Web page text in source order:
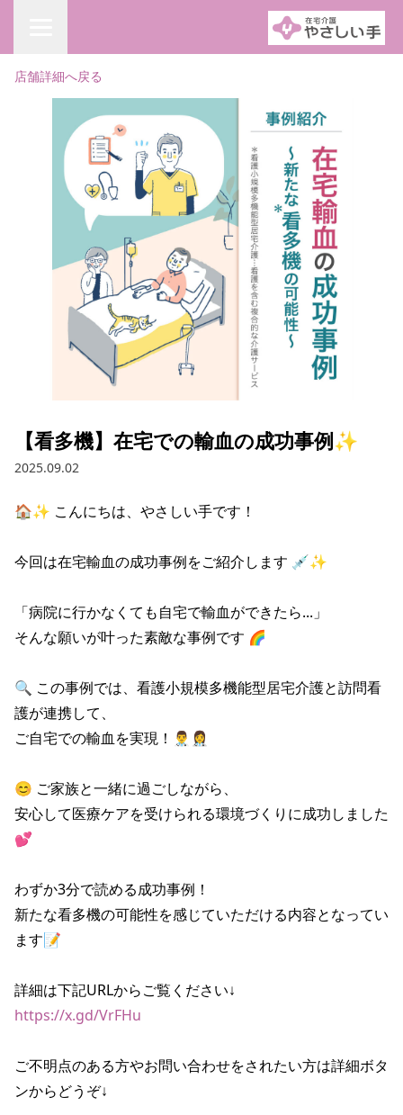
店舗詳細へ戻る
【看多機】在宅での輸血の成功事例✨
2025.09.02
🏠✨ こんにちは、やさしい手です！
今回は在宅輸血の成功事例をご紹介します 💉✨
「病院に行かなくても自宅で輸血ができたら...」
そんな願いが叶った素敵な事例です 🌈
🔍 この事例では、看護小規模多機能型居宅介護と訪問看
護が連携して、
ご自宅での輸血を実現！👨‍⚕️👩‍⚕️
😊 ご家族と一緒に過ごしながら、
安心して医療ケアを受けられる環境づくりに成功しました
💕
わずか3分で読める成功事例！
新たな看多機の可能性を感じていただける内容となってい
ます📝
https://x.gd/VrFHu
ご不明点のある方やお問い合わせをされたい方は詳細ボタ
ンからどうぞ↓